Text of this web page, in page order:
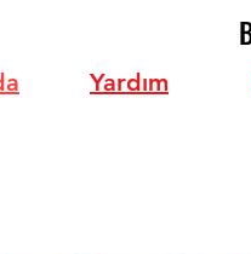
Yardım